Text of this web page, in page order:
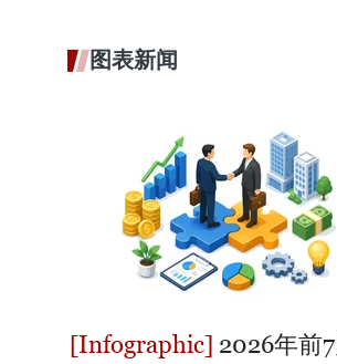
图表新闻
2026年前